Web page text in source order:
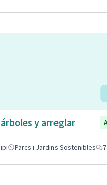
y arreglar
Parcs i Jardins Sostenibles 7